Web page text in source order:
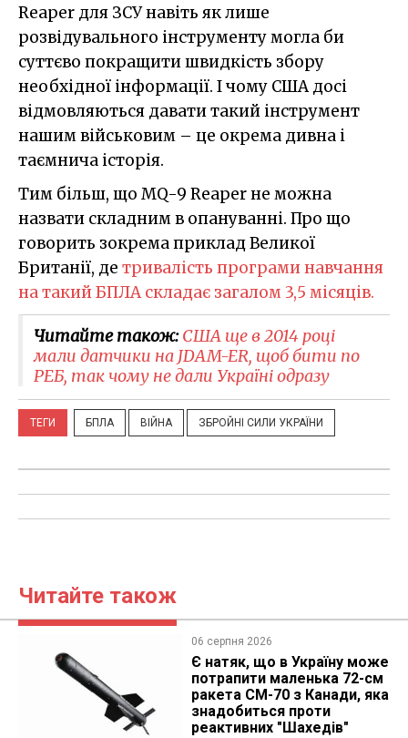
Reaper для ЗСУ навіть як лише
розвідувального інструменту могла би
суттєво покращити швидкість збору
необхідної інформації. І чому США досі
відмовляються давати такий інструмент
нашим військовим – це окрема дивна і
таємнича історія.
Тим більш, що MQ-9 Reaper не можна
назвати складним в опануванні. Про що
говорить зокрема приклад Великої
Британії, де тривалість програми навчання
на такий БПЛА складає загалом 3,5 місяців.
Читайте також:США ще в 2014 році
мали датчики на JDAM-ER, щоб бити по
РЕБ, так чому не дали Україні одразу
ТЕГИ БПЛА ВІЙНА ЗБРОЙНІ СИЛИ УКРАЇНИ
Читайте також
06 серпня 2026
Є натяк, що в Україну може
потрапити маленька 72-см
ракета CM-70 з Канади, яка
знадобиться проти
реактивних "Шахедів"